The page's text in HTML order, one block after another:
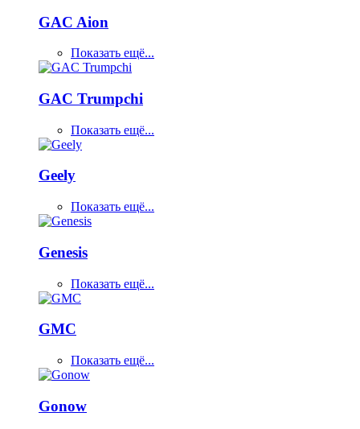
GAC Aion
Показать ещё...
GAC Trumpchi
Показать ещё...
Geely
Показать ещё...
Genesis
Показать ещё...
GMC
Показать ещё...
Gonow